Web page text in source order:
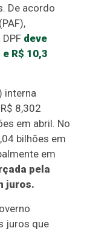
De acordo
deve
R$ 10,3
interna
8,302
em abril. No
bilhões em
em
pela
juros.
juros que